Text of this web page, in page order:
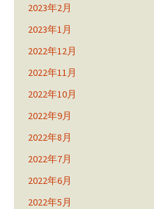
2023年2月
2023年1月
2022年12月
2022年11月
2022年10月
2022年9月
2022年8月
2022年7月
2022年6月
2022年5月